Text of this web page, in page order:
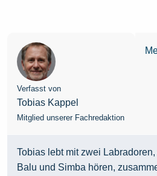
Verfasst von
Tobias Kappel
Mitglied unserer Fachredaktion
Tobias lebt mit zwei
Balu und Simba hören,